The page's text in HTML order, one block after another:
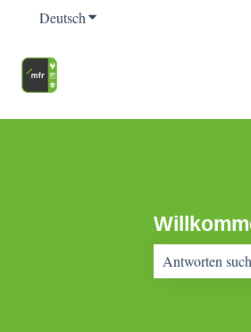
DeutschUntermenü für